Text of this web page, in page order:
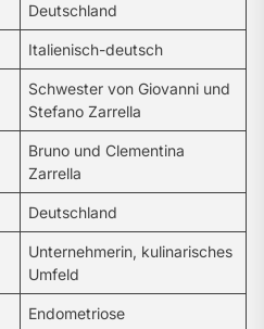
Deutschland
Italienisch-deutsch
Schwester von Giovanni und
Stefano Zarrella
Bruno und Clementina
Zarrella
Deutschland
Unternehmerin, kulinarisches
Umfeld
Endometriose